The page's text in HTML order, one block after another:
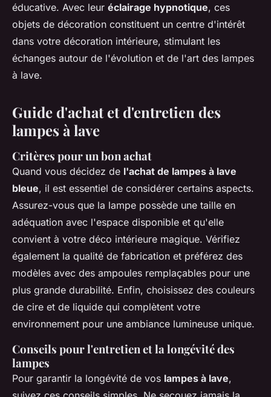
éducative. Avec leur éclairage hypnotique, ces
objets de décoration constituent un centre d'intérêt
dans votre décoration intérieure, stimulant les
échanges autour de l'évolution et de l'art des lampes
à lave.
Guide d'achat et d'entretien des
lampes à lave
Critères pour un bon achat
Quand vous décidez de l'achat de lampes à lave
bleue, il est essentiel de considérer certains aspects.
Assurez-vous que la lampe possède une taille en
adéquation avec l'espace disponible et qu'elle
convient à votre déco intérieure magique. Vérifiez
également la qualité de fabrication et préférez des
modèles avec des ampoules remplaçables pour une
plus grande durabilité. Enfin, choisissez des couleurs
de cire et de liquide qui complètent votre
environnement pour une ambiance lumineuse unique.
Conseils pour l'entretien et la longévité des
lampes
Pour garantir la longévité de vos lampes à lave,